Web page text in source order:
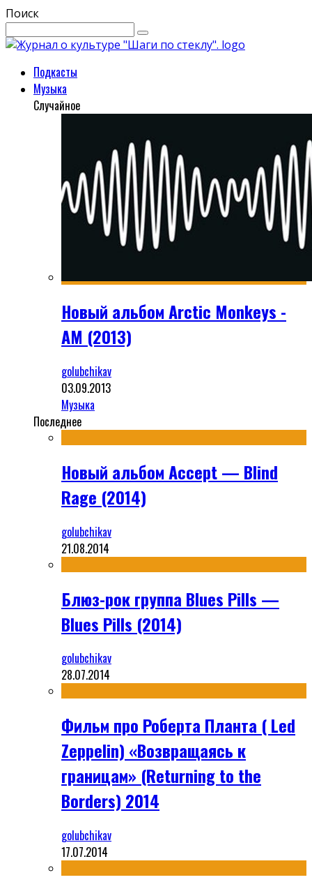
Поиск
Подкасты
Музыка
Случайное
Новый альбом Arctic Monkeys -
AM (2013)
golubchikav
03.09.2013
Музыка
Последнее
Новый альбом Accept — Blind
Rage (2014)
golubchikav
21.08.2014
Блюз-рок группа Blues Pills —
Blues Pills (2014)
golubchikav
28.07.2014
Фильм про Роберта Планта ( Led
Zeppelin) «Возвращаясь к
границам» (Returning to the
Borders) 2014
golubchikav
17.07.2014